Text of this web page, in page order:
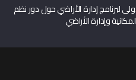
لبرنامج إدارة الأراضي حول دور نظم
وإدارة الأراضي